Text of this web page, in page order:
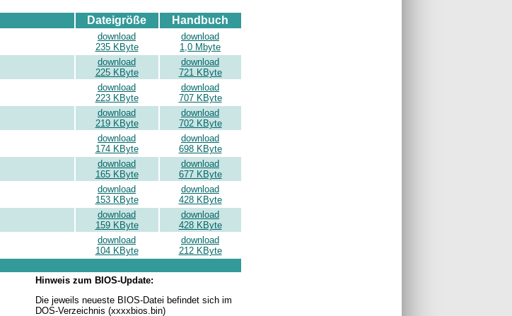
Dateigröße Handbuch
download
235 KByte
download
1,0 Mbyte
download
225 KByte
download
721 KByte
download
223 KByte
download
707 KByte
download
219 KByte
download
702 KByte
download
174 KByte
download
698 KByte
download
165 KByte
download
677 KByte
download
153 KByte
download
428 KByte
download
159 KByte
download
428 KByte
download
104 KByte
download
212 KByte
Hinweis zum BIOS-Update:
Die jeweils neueste BIOS-Datei befindet sich im
DOS-Verzeichnis (xxxxbios.bin)